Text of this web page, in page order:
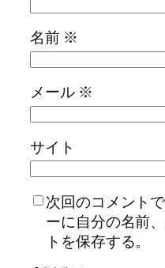
名前 ※
メール ※
サイト
次回のコメント
ーに自分の名前
トを保存する。